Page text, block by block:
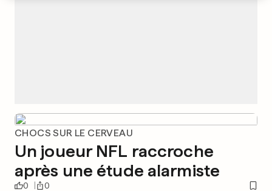
CHOCS SUR LE CERVEAU
Un joueur NFL raccroche
après une étude alarmiste
0 0